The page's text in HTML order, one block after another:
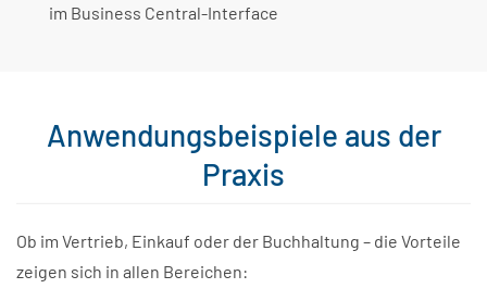
im Business Central-Interface
Anwendungsbeispiele aus der
Praxis
Ob im Vertrieb, Einkauf oder der Buchhaltung – die Vorteile
zeigen sich in allen Bereichen: